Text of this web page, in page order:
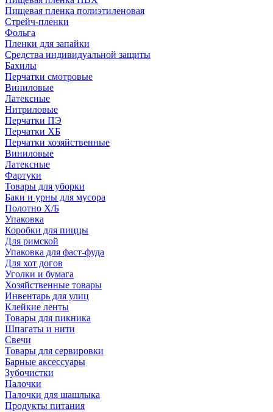
Пищевая пленка полиэтиленовая
Стрейч-пленки
Фольга
Пленки для запайки
Средства индивидуальной защиты
Бахилы
Перчатки смотровые
Виниловые
Латексные
Нитриловые
Перчатки ПЭ
Перчатки ХБ
Перчатки хозяйственные
Виниловые
Латексные
Фартуки
Товары для уборки
Баки и урны для мусора
Полотно Х/Б
Упаковка
Коробки для пиццы
Для римской
Упаковка для фаст-фуда
Для хот догов
Уголки и бумага
Хозяйственные товары
Инвентарь для улиц
Клейкие ленты
Товары для пикника
Шпагаты и нити
Свечи
Товары для сервировки
Барные аксессуары
Зубочистки
Палочки
Палочки для шашлыка
Продукты питания